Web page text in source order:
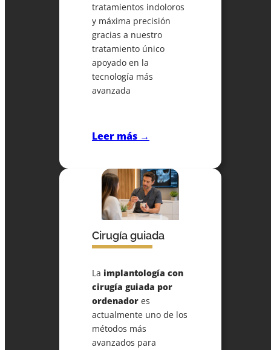
tratamientos indoloros
y máxima precisión
gracias a nuestro
tratamiento único
apoyado en la
tecnología más
avanzada
Leer más →
Cirugía guiada
La implantología con
cirugía guiada por
ordenador es
actualmente uno de los
métodos más
avanzados para